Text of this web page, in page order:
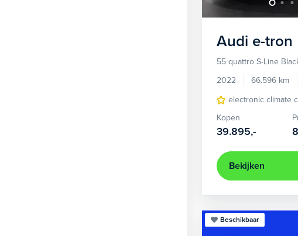
Audi e-tron
55 quattro S-Line
2022
66.596 km
electronic climate
Kopen
39.895,-
Bekijken
Beschikbaar